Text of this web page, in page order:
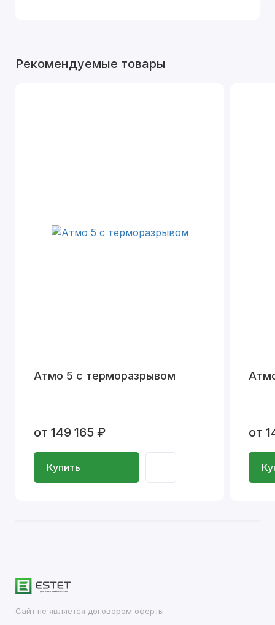
Рекомендуемые товары
Атмо 5 с терморазрывом
от 149 165 ₽
Купить
от
Сайт не является договором оферты.